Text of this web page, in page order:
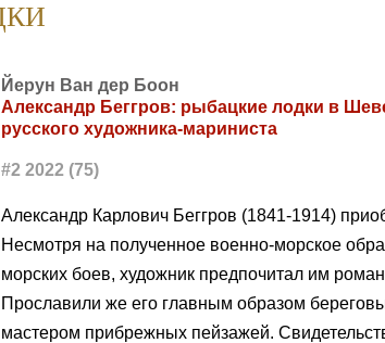
Йерун Ван дер Боон
Александр Беггров: рыбацкие лодки в
русского художника-мариниста
#2 2022 (75)
Александр Карлович Беггров (1841-1914)
Несмотря на полученное военно-морское
морских боев, художник предпочитал им
Прославили же его главным образом
мастером прибрежных пейзажей.